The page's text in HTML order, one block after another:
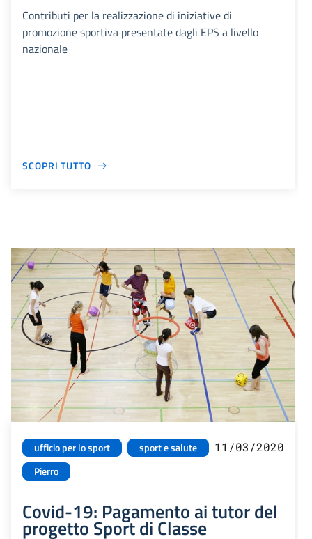
Contributi per la realizzazione di iniziative di
promozione sportiva presentate dagli EPS a livello
nazionale
SCOPRI TUTTO
ufficio per lo sport
sport e salute
Pierro
11/03/2020
Covid-19: Pagamento ai tutor del
progetto Sport di Classe